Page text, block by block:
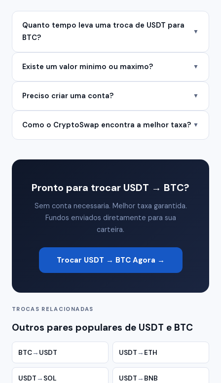
Quanto tempo leva uma troca de USDT para
BTC?
▼
Existe um valor minimo ou maximo? ▼
Preciso criar uma conta? ▼
Como o CryptoSwap encontra a melhor taxa? ▼
Pronto para trocar USDT → BTC?
Sem conta necessaria. Melhor taxa garantida.
Fundos enviados diretamente para sua
carteira.
Trocar USDT → BTC Agora →
TROCAS RELACIONADAS
Outros pares populares de USDT e BTC
BTC→ USDT USDT → ETH
USDT → SOL USDT → BNB